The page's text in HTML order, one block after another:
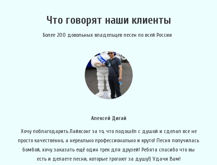
Что говорят наши клиенты
Более 200 довольных владельцев песен по всей России
Алексей Дигай
Хочу поблагодарить Лайвсонг за то, что подошёл с душой и сделал все не
просто качественно, а нереально профессионально и круто! Песня получилась
бомбой, хочу заказать ещё один трек для друзей! Ребята спасибо что вы
есть и делаете песни, которые трогают за душу!) Удачи Вам!